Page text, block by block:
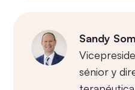
Sandy
sénior y